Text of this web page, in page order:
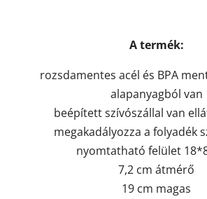
A termék:
rozsdamentes acél és BPA
alapanyagból van
beépített szívószállal van
megakadályozza a folyadék
nyomtatható felület
7,2 cm átmérő
19 cm magas